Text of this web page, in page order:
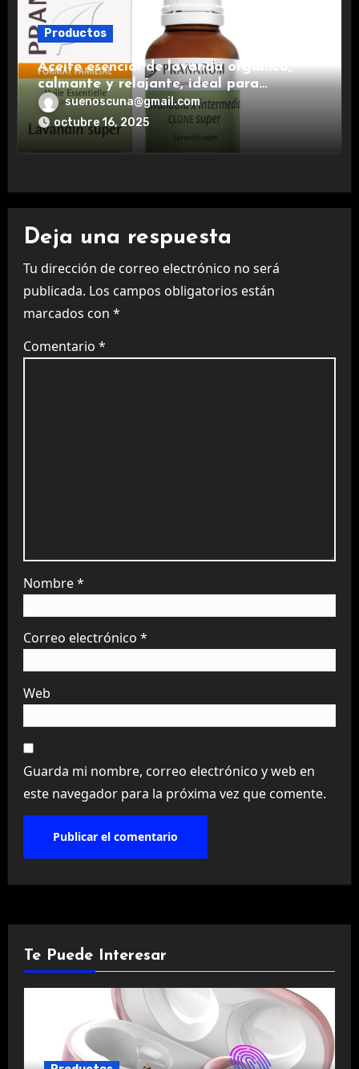
Productos
Aceite esencial de lavanda orgánico,
calmante y relajante, ideal para
aromaterapia.
suenoscuna@gmail.com
octubre 16, 2025
Deja una respuesta
Tu dirección de correo electrónico no será
publicada. Los campos obligatorios están
marcados con *
Comentario *
Nombre*
Correo electrónico *
Web
Guarda mi nombre, correo electrónico y web en
este navegador para la próxima vez que comente.
Te Puede Interesar